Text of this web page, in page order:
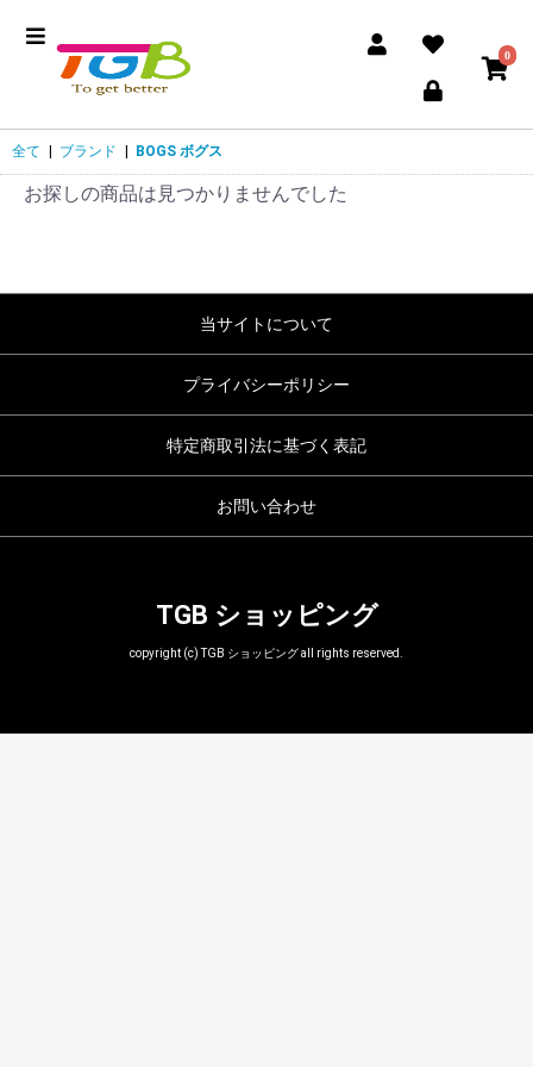
0
全て ブランド BOGS ボグス
お探しの商品は見つかりませんでした
当サイトについて
プライバシーポリシー
特定商取引法に基づく表記
お問い合わせ
TGB ショッピング
copyright (c) TGB ショッピング all rights reserved.